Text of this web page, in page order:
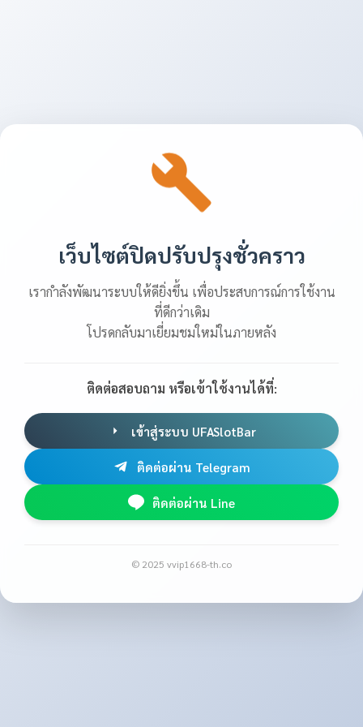
เว็บไซต์ปิดปรับปรุงชั่วคราว
เรากำลังพัฒนาระบบให้ดียิ่งขึ้น เพื่อประสบการณ์การใช้งาน
ที่ดีกว่าเดิม
โปรดกลับมาเยี่ยมชมใหม่ในภายหลัง
ติดต่อสอบถาม หรือเข้าใช้งานได้ที่:
เข้าสู่ระบบ UFASlotBar
ติดต่อผ่าน Telegram
ติดต่อผ่าน Line
© 2025 vvip1668-th.co